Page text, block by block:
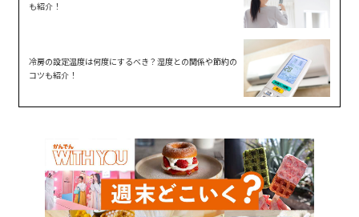
も紹介！
冷房の設定温度は何度にするべき？湿度との関係や節約の
コツも紹介！